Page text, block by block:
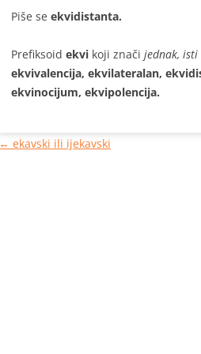
Piše se ekvidistanta.
Prefiksoid ekvi koji znači jednak, isti
ekvivalencija, ekvilateralan,
ekvinocijum, ekvipolencija.
Кретање
← ekavski ili ijekavski